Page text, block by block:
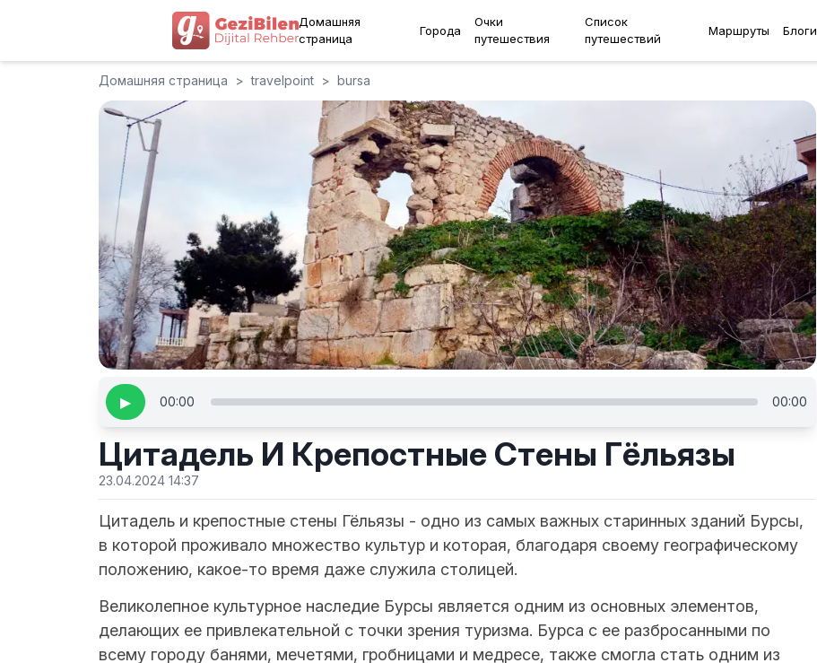
Домашняя
страница
Города
Очки
путешествия
Список
путешествий
Маршруты Блоги
Домашняя страница > travelpoint > bursa
▶ 00:00 00:00
Цитадель И Крепостные Стены Гëльязы
23.04.2024 14:37
Цитадель и крепостные стены Гёльязы - одно из самых важных старинных зданий Бурсы,
в которой проживало множество культур и которая, благодаря своему географическому
положению, какое-то время даже служила столицей.
Великолепное культурное наследие Бурсы является одним из основных элементов,
делающих ее привлекательной с точки зрения туризма. Бурса с ее разбросанными по
всему городу банями, мечетями, гробницами и медресе, также смогла стать одним из